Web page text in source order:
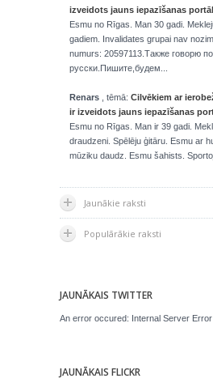
izveidots jauns iepazīšanas
Esmu no Rīgas. Man 30 gadi.
gadiem. Invalidates grupai nav
numurs: 20597113.Также говорю по
русски.Пишите,будем...
Renars , tēmā: Cilvēkiem ar
ir izveidots jauns iepazīšanas
Esmu no Rīgas. Man ir 39 gadi.
draudzeni. Spēlēju ģitāru. Esmu ar
mūziku daudz. Esmu šahists.
Jaunākie raksti
Populārākie raksti
JAUNĀKAIS TWITTER
An error occured: Internal Server Error
JAUNĀKAIS FLICKR